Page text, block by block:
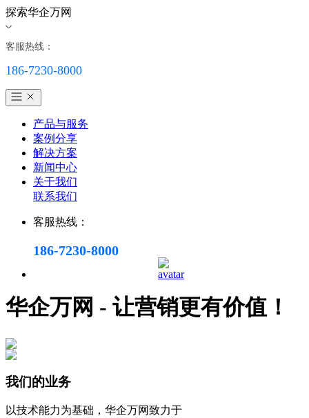
探索华企万网
客服热线：
186-7230-8000
产品与服务
案例分享
解决方案
新闻中心
关于我们
联系我们
客服热线：
186-7230-8000
华企万网 - 让营销更有价值！
我们的业务
以技术能力为基础，华企万网致力于